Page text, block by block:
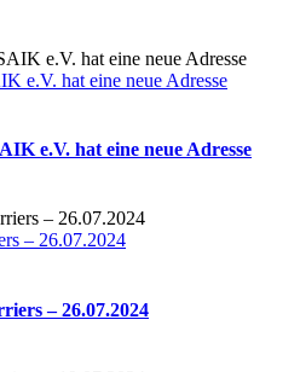
e.V. hat eine neue Adresse
e.V. hat eine neue Adresse
– 26.07.2024
– 26.07.2024